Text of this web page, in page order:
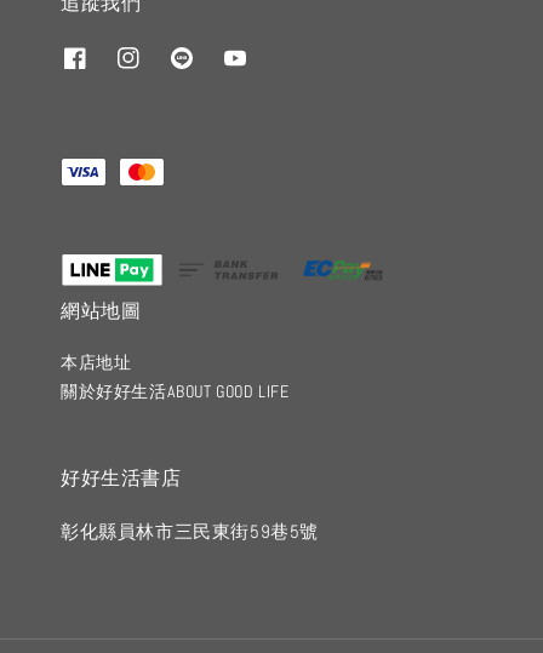
網站地圖
本店地址
關於好好生活ABOUT GOOD LIFE
好好生活書店
彰化縣員林市三民東街59巷5號